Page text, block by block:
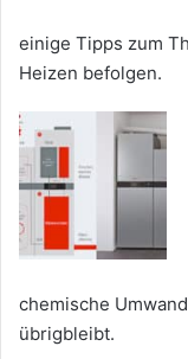
einige Tipps zum
Heizen befolgen.
chemische
übrigbleibt.